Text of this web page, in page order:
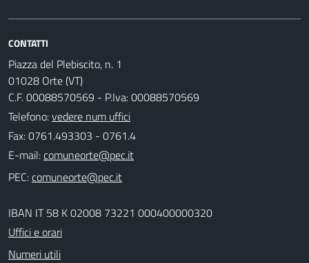
CONTATTI
Piazza del Plebiscito, n. 1
01028 Orte (VT)
C.F. 00088570569 - P.Iva: 00088570569
Telefono:vedere num uffici
Fax: 0761.493303 - 0761.4
E-mail:
PEC:
IBAN IT 58 K 02008 73221 000400000320
Uffici e orari
Numeri utili